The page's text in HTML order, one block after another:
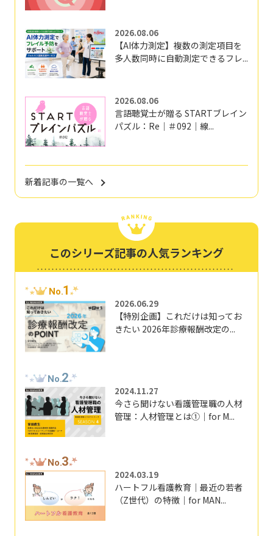
2026.08.06
【AI体力測定】複数の測定項目を
多人数同時に自動測定できるフレ...
2026.08.06
言語聴覚士が贈る STARTブレイン
パズル：Re｜＃092｜線...
新着記事の一覧へ
このシリーズ記事の人気ランキング
No.1
2026.06.29
【特別企画】これだけは知ってお
きたい 2026年診療報酬改定の...
No.2
2024.11.27
今さら聞けない看護管理職の人材
管理：人材管理とは①｜for M...
No.3
2024.03.19
ハートフル看護教育｜最近の若者
（Z世代）の特徴｜for MAN...